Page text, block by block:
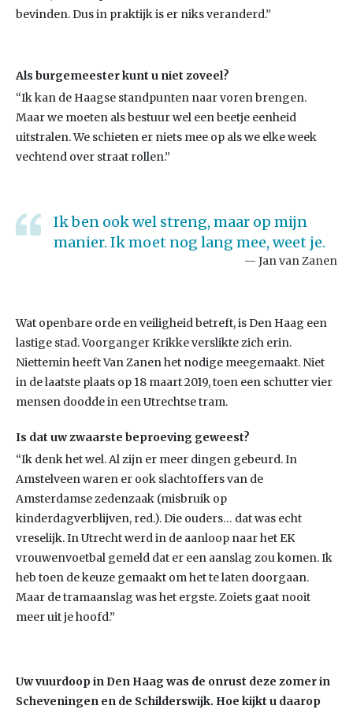
bevinden. Dus in praktijk is er niks veranderd.”
Als burgemeester kunt u niet zoveel?
“Ik kan de Haagse standpunten naar voren brengen.
Maar we moeten als bestuur wel een beetje eenheid
uitstralen. We schieten er niets mee op als we elke week
vechtend over straat rollen.”
Ik ben ook wel streng, maar op mijn
manier. Ik moet nog lang mee, weet je.
Jan van Zanen
Wat openbare orde en veiligheid betreft, is Den Haag een
lastige stad. Voorganger Krikke verslikte zich erin.
Niettemin heeft Van Zanen het nodige meegemaakt. Niet
in de laatste plaats op 18 maart 2019, toen een schutter vier
mensen doodde in een Utrechtse tram.
Is dat uw zwaarste beproeving geweest?
“Ik denk het wel. Al zijn er meer dingen gebeurd. In
Amstelveen waren er ook slachtoffers van de
Amsterdamse zedenzaak (misbruik op
kinderdagverblijven, red.). Die ouders… dat was echt
vreselijk. In Utrecht werd in de aanloop naar het EK
vrouwenvoetbal gemeld dat er een aanslag zou komen. Ik
heb toen de keuze gemaakt om het te laten doorgaan.
Maar de tramaanslag was het ergste. Zoiets gaat nooit
meer uit je hoofd.”
Uw vuurdoop in Den Haag was de onrust deze zomer in
Scheveningen en de Schilderswijk. Hoe kijkt u daarop